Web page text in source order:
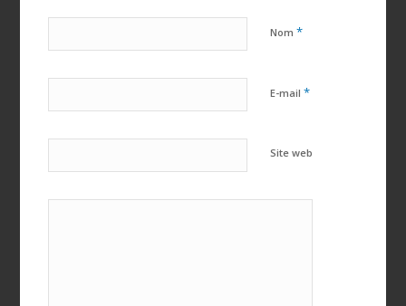
Nom *
E-mail *
Site web